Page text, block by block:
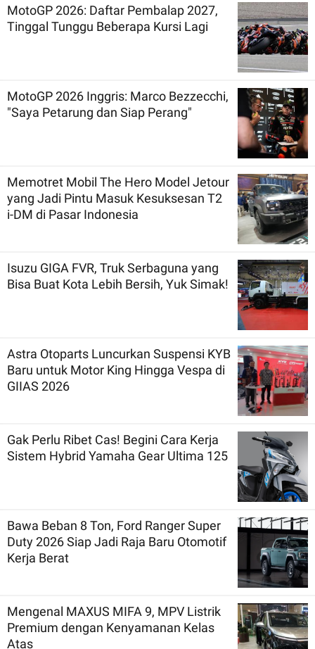
MotoGP 2026: Daftar Pembalap 2027,
Tinggal Tunggu Beberapa Kursi Lagi
MotoGP 2026 Inggris: Marco Bezzecchi,
"Saya Petarung dan Siap Perang"
Memotret Mobil The Hero Model Jetour
yang Jadi Pintu Masuk Kesuksesan T2
i-DM di Pasar Indonesia
Isuzu GIGA FVR, Truk Serbaguna yang
Bisa Buat Kota Lebih Bersih, Yuk Simak!
Astra Otoparts Luncurkan Suspensi KYB
Baru untuk Motor King Hingga Vespa di
GIIAS 2026
Gak Perlu Ribet Cas! Begini Cara Kerja
Sistem Hybrid Yamaha Gear Ultima 125
Bawa Beban 8 Ton, Ford Ranger Super
Duty 2026 Siap Jadi Raja Baru Otomotif
Kerja Berat
Mengenal MAXUS MIFA 9, MPV Listrik
Premium dengan Kenyamanan Kelas
Atas